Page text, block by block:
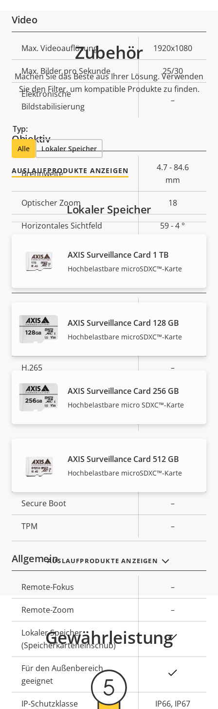
Video
Eigentumsbeschreibung Eigentumswert
Max. Videoauflösung 1920x1080
Max. Bilder pro Sekunde 25/30
Elektronische
Bildstabilisierung
–
Objektiv
Eigentumsbeschreibung Eigentumswert
Brennweite
4.7 - 84.6
mm
Optischer Zoom 18
Horizontales Sichtfeld 59 - 4 °
H.264
Baseline,
H.265 –
Netzwerk
Eigentumsbeschreibung
Signiertes OS
Secure Boot –
TPM –
Allgemein
Eigentumsbeschreibung Eigentumswert
Remote-Fokus –
Remote-Zoom –
Lokaler Speicher
(Speicherkarteneinschub)
Für den Außenbereich
geeignet
IP-Schutzklasse IP66, IP67
Zubehör
Machen Sie das Beste aus Ihrer Lösung. Verwenden
Sie den Filter, um kompatible Produkte zu finden.
Typ:
Alle Lokaler Speicher
AUSLAUFPRODUKTE ANZEIGEN
Lokaler Speicher
AXIS Surveillance Card 1 TB
Hochbelastbare microSDXC™-Karte
AXIS Surveillance Card 128 GB
Hochbelastbare microSDXC™-Karte
AXIS Surveillance Card 256 GB
Hochbelastbare micro SDXC™-Karte
AXIS Surveillance Card 512 GB
Hochbelastbare microSDXC™-Karte
AUSLAUFPRODUKTE ANZEIGEN
Gewährleistung